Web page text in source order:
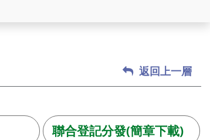
返回上一層
聯合登記分發(簡章下載)